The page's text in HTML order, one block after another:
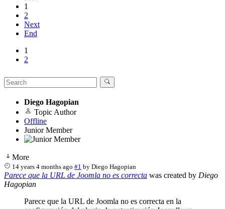
1
2
Next
End
1
2
Diego Hagopian
Topic Author
Offline
Junior Member
More
14 years 4 months ago #1 byDiego Hagopian
Parece que la URL de Joomla no es correcta was created by Diego
Hagopian
Parece que la URL de Joomla no es correcta en la